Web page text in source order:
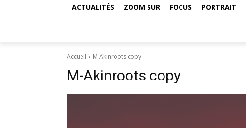
ACTUALITÉS ZOOM SUR FOCUS PORTRAIT
Accueil M-Akinroots copy
M-Akinroots copy